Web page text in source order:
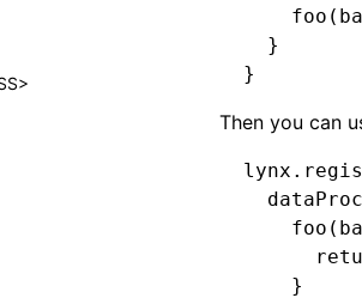
    foo
  }
}
Then you can
lynx
    foo
    }